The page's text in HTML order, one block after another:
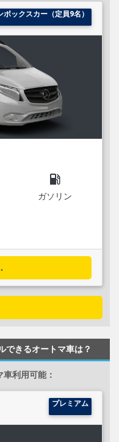
ボックスカー（定員9名）
local_gas_station
ガソリン
きるオートマ車は？
利用可能：
プレミアム